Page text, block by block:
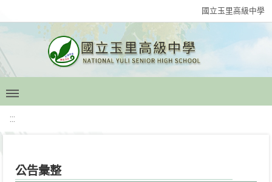
國立玉里高級中學
:::
公告彙整